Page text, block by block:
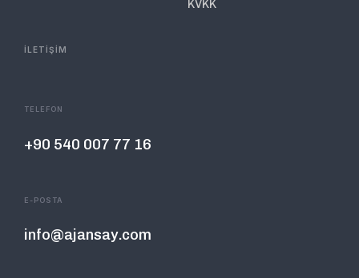
KVKK
İLETİŞİM
TELEFON
+90 540 007 77 16
E-POSTA
info@ajansay.com